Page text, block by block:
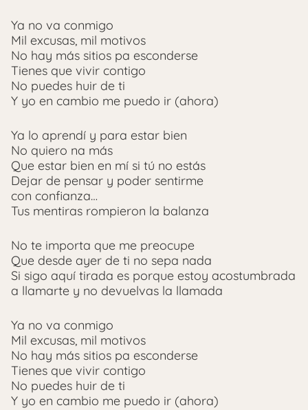
Ya no va conmigo
Mil excusas, mil motivos
No hay más sitios pa esconderse
Tienes que vivir contigo
No puedes huir de ti
Y yo en cambio me puedo ir (ahora)
Ya lo aprendí y para estar bien
No quiero na más
Que estar bien en mí si tú no estás
Dejar de pensar y poder sentirme
con confianza…
Tus mentiras rompieron la balanza
No te importa que me preocupe
Que desde ayer de ti no sepa nada
Si sigo aquí tirada es porque estoy acostumbrada
a llamarte y no devuelvas la llamada
Ya no va conmigo
Mil excusas, mil motivos
No hay más sitios pa esconderse
Tienes que vivir contigo
No puedes huir de ti
Y yo en cambio me puedo ir (ahora)